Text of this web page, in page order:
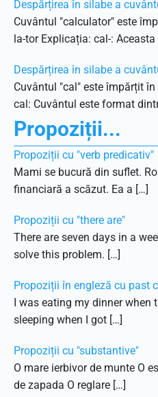
Despărțirea în silabe a
Cuvântul "calculator" este
la-tor Explicația: cal-:
Despărțirea în silabe a
Cuvântul "cal" este împărțit
cal: Cuvântul este format
Propoziții...
Propoziții cu "verb predicativ"
Mami se bucură din suflet.
financiară a scăzut. Ea a […]
Propoziții cu "there are"
There are seven days in a
solve this problem. […]
Propoziții în engleză cu past
I was eating my dinner when
sleeping when I got […]
Propoziții cu "substantive"
O mare ierbivor de munte O
de zapada O reglare […]